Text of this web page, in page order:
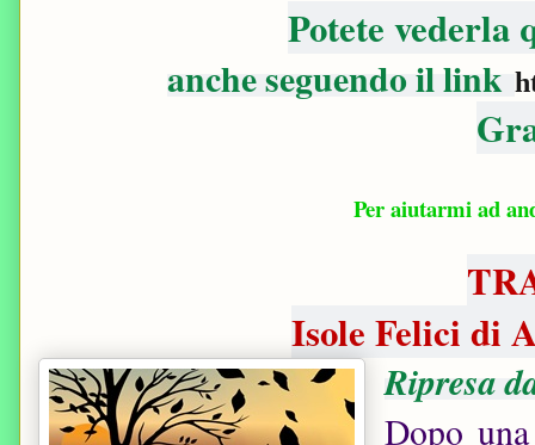
Potete vederla
anche seguendo il link
Per aiutarmi ad
Isole Felici di
Ripresa
Dopo